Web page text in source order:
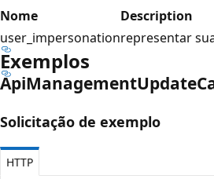
Nome
Description
user_impersonationrepresentar
Exemplos
ApiManagementUpdate
Solicitação de exemplo
HTTP